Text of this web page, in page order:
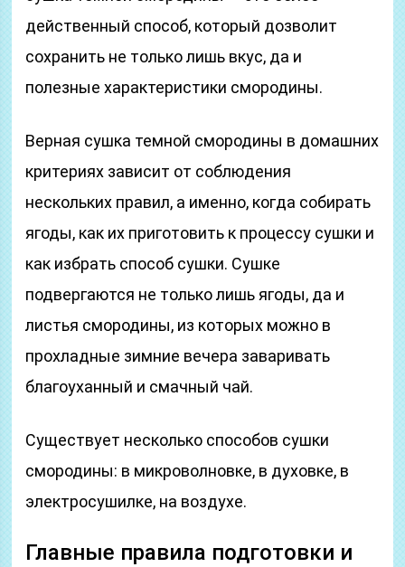
действенный способ, который дозволит
сохранить не только лишь вкус, да и
полезные характеристики смородины.
Верная сушка темной смородины в домашних
критериях зависит от соблюдения
нескольких правил, а именно, когда собирать
ягоды, как их приготовить к процессу сушки и
как избрать способ сушки. Сушке
подвергаются не только лишь ягоды, да и
листья смородины, из которых можно в
прохладные зимние вечера заваривать
благоуханный и смачный чай.
Существует несколько способов сушки
смородины: в микроволновке, в духовке, в
электросушилке, на воздухе.
Главные правила подготовки и